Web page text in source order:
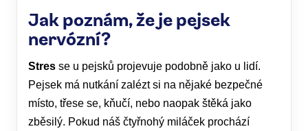
Jak poznám, že je pejsek
nervózní?
Stres se u pejsků projevuje podobně jako u lidí.
Pejsek má nutkání zalézt si na nějaké bezpečné
místo, třese se, kňučí, nebo naopak štěká jako
zběsilý. Pokud náš čtyřnohý miláček prochází